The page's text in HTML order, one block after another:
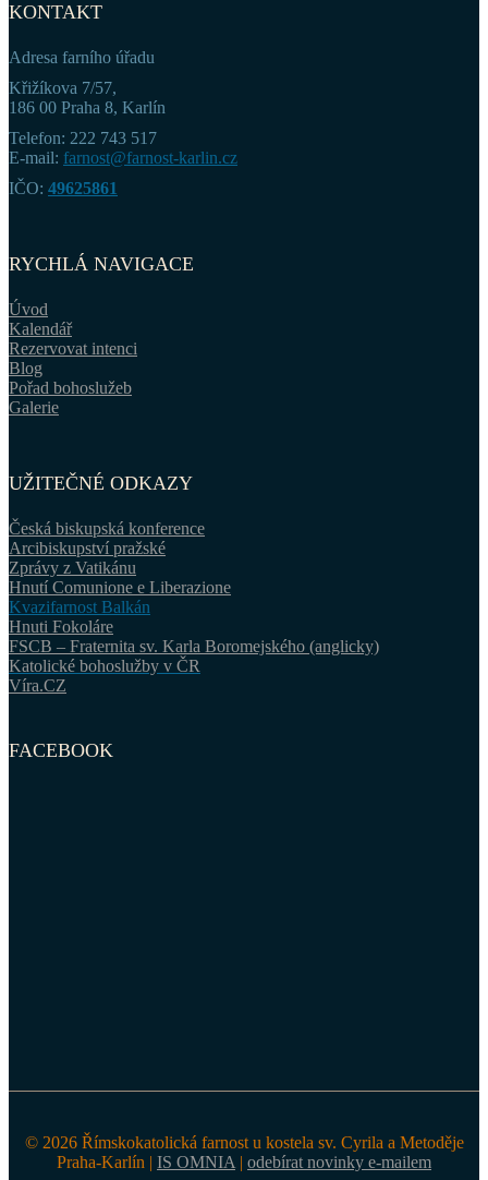
KONTAKT
Adresa farního úřadu
Křižíkova 7/57,
186 00 Praha 8, Karlín
Telefon: 222 743 517
E-mail: farnost@farnost-karlin.cz
IČO: 49625861
RYCHLÁ NAVIGACE
Úvod
Kalendář
Rezervovat intenci
Blog
Pořad bohoslužeb
Galerie
UŽITEČNÉ ODKAZY
Česká biskupská konference
Arcibiskupství pražské
Zprávy z Vatikánu
Hnutí Comunione e Liberazione
Kvazifarnost Balkán
Hnuti Fokoláre
FSCB – Fraternita sv. Karla Boromejského (anglicky)
Katolické bohoslužby v ČR
Víra.CZ
FACEBOOK
© 2026 Římskokatolická farnost u kostela sv. Cyrila a Metoděje
Praha-Karlín | IS OMNIA | odebírat novinky e-mailem